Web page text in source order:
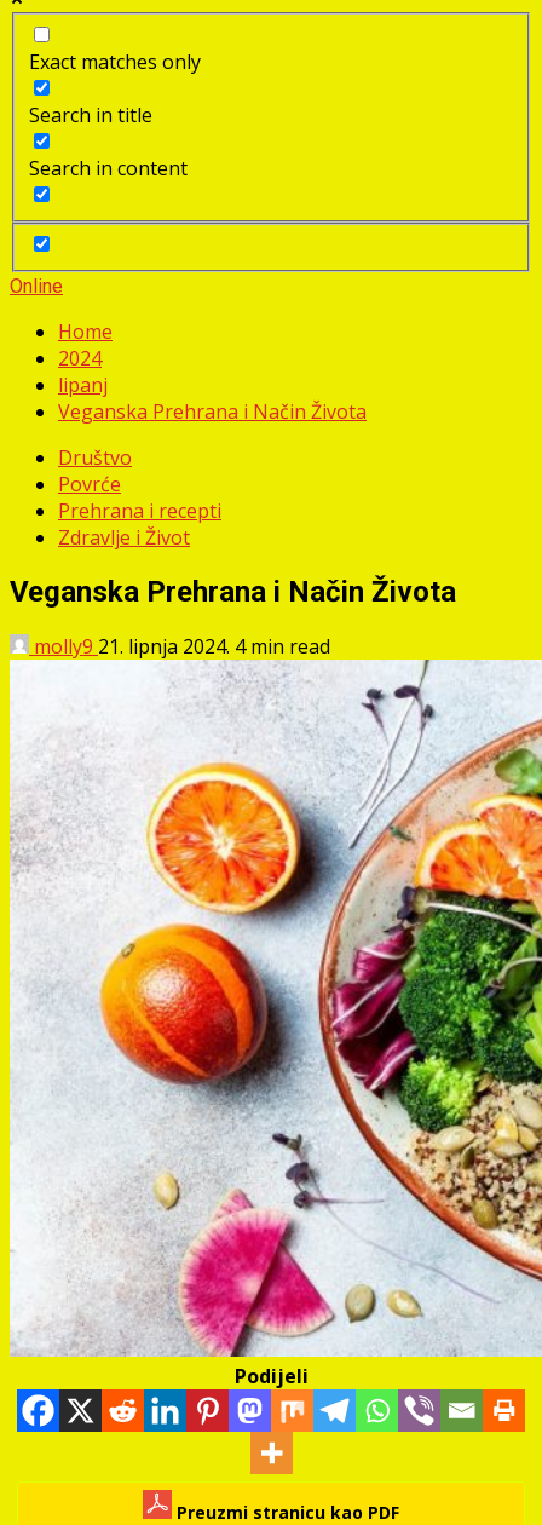
Exact matches only
Search in title
Search in content
Online
Home
2024
lipanj
Veganska Prehrana i Način Života
Društvo
Povrće
Prehrana i recepti
Zdravlje i Život
Veganska Prehrana i Način Života
molly9 21. lipnja 2024. 4 min read
Podijeli
Preuzmi stranicu kao PDF